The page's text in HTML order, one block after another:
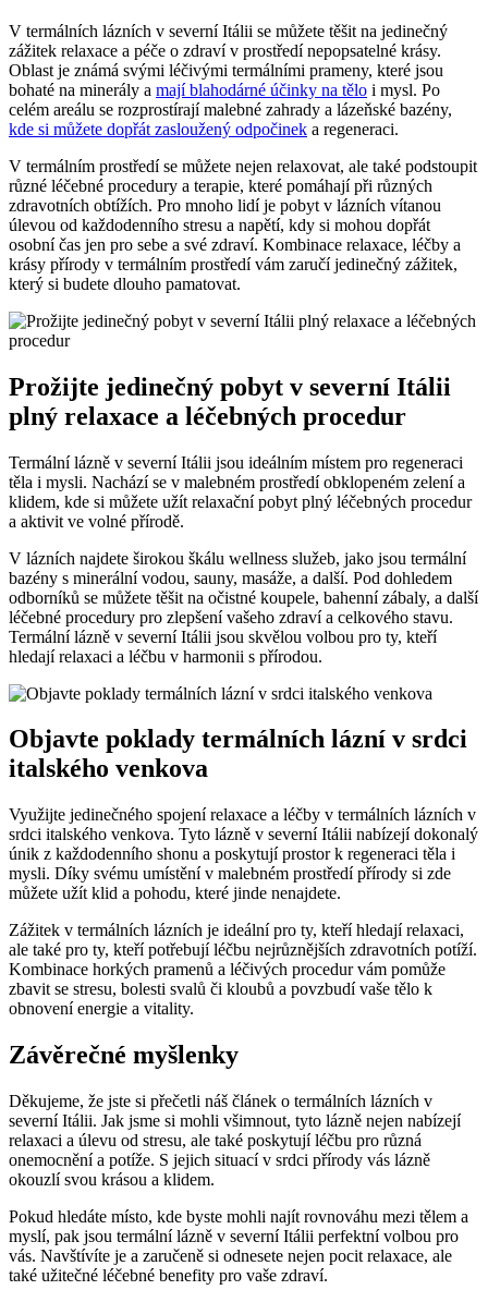
V termálních lázních v severní Itálii se můžete těšit na jedinečný
zážitek relaxace a péče o zdraví v prostředí nepopsatelné krásy.
Oblast je známá svými léčivými termálními prameny, které jsou
bohaté na minerály a mají blahodárné účinky na tělo i mysl. Po
celém areálu se rozprostírají malebné zahrady a lázeňské bazény,
kde si můžete dopřát zasloužený odpočinek a regeneraci.
V termálním prostředí se můžete nejen relaxovat, ale také podstoupit
různé léčebné procedury a terapie, které pomáhají při různých
zdravotních obtížích. Pro mnoho lidí je pobyt v lázních vítanou
úlevou od každodenního stresu a napětí, kdy si mohou dopřát
osobní čas jen pro sebe a své zdraví. Kombinace relaxace, léčby a
krásy přírody v termálním prostředí vám zaručí jedinečný zážitek,
který si budete dlouho pamatovat.
Prožijte jedinečný pobyt v severní Itálii
plný relaxace a léčebných procedur
Termální lázně v severní Itálii jsou ideálním místem pro regeneraci
těla i mysli. Nachází se v malebném prostředí obklopeném zelení a
klidem, kde si můžete užít relaxační pobyt plný léčebných procedur
a aktivit ve volné přírodě.
V lázních najdete širokou škálu wellness služeb, jako jsou termální
bazény s minerální vodou, sauny, masáže, a další. Pod dohledem
odborníků se můžete těšit na očistné koupele, bahenní zábaly, a další
léčebné procedury pro zlepšení vašeho zdraví a celkového stavu.
Termální lázně v severní Itálii jsou skvělou volbou pro ty, kteří
hledají relaxaci a léčbu v harmonii s přírodou.
Objavte poklady termálních lázní v srdci
italského venkova
Využijte jedinečného spojení relaxace a léčby v termálních lázních v
srdci italského venkova. Tyto lázně v severní Itálii nabízejí dokonalý
únik z každodenního shonu a poskytují prostor k regeneraci těla i
mysli. Díky svému umístění v malebném prostředí přírody si zde
můžete užít klid a pohodu, které jinde nenajdete.
Zážitek v termálních lázních je ideální pro ty, kteří hledají relaxaci,
ale také pro ty, kteří potřebují léčbu nejrůznějších zdravotních potíží.
Kombinace horkých pramenů a léčivých procedur vám pomůže
zbavit se stresu, bolesti svalů či kloubů a povzbudí vaše tělo k
obnovení energie a vitality.
Závěrečné myšlenky
Děkujeme, že jste si přečetli náš článek o termálních lázních v
severní Itálii. Jak jsme si mohli všimnout, tyto lázně nejen nabízejí
relaxaci a úlevu od stresu, ale také poskytují léčbu pro různá
onemocnění a potíže. S jejich situací v srdci přírody vás lázně
okouzlí svou krásou a klidem.
Pokud hledáte místo, kde byste mohli najít rovnováhu mezi tělem a
myslí, pak jsou termální lázně v severní Itálii perfektní volbou pro
vás. Navštívíte je a zaručeně si odnesete nejen pocit relaxace, ale
také užitečné léčebné benefity pro vaše zdraví.